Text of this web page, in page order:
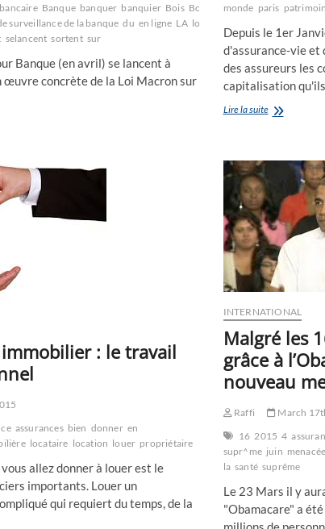
bancaire Banque banquer banquier Bois Boursorama Carrefour carte
surveillance de la banque du en ligne LA loi
selancent sortent sur
Banque (en avril) se lancent à
œuvre concrète de la Loi Macron sur
monde paris
Depuis le 1er
d'assurance-vie et
des assureurs les
capitalisation
Lire la suiteSouriez
récolte
toutes
infos
sur
vos
revenus
&
votre
: le travail
assurances bien donner en
locataire location louer propriétaire
allez donner à louer est le
importants. Louer un
qui requiert du temps, de la
INTERNATIONAL
Malgré les
grâce à
nouveau
Raffi
March
16 2015 4
supr^me juin menacée
la santé suprême
Le 23 Mars il y
"Obamacare" a